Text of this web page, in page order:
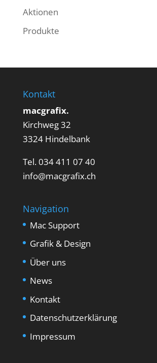
Aktionen
Produkte
Kontakt
macgrafix.
Kirchweg 32
3324 Hindelbank
Tel. 034 411 07 40
info@macgrafix.ch
Navigation
Mac Support
Grafik & Design
Über uns
News
Kontakt
Datenschutzerklärung
Impressum